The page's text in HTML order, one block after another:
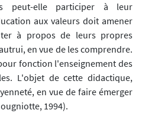
peut-elle participer à leur
aux valeurs doit amener
à propos de leurs propres
en vue de les comprendre.
fonction l'enseignement des
L'objet de cette didactique,
en vue de faire émerger
1994).